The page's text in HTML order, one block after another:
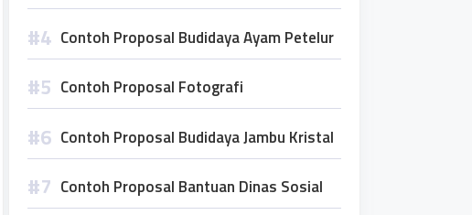
Contoh Proposal Budidaya Ayam Petelur
Contoh Proposal Fotografi
Contoh Proposal Budidaya Jambu Kristal
Contoh Proposal Bantuan Dinas Sosial